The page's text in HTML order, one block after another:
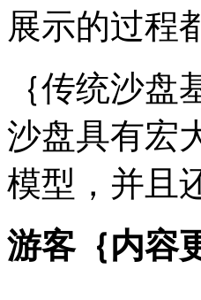
展示的过程
｛传统沙
沙盘具有宏
模型，并且
游客｛内容